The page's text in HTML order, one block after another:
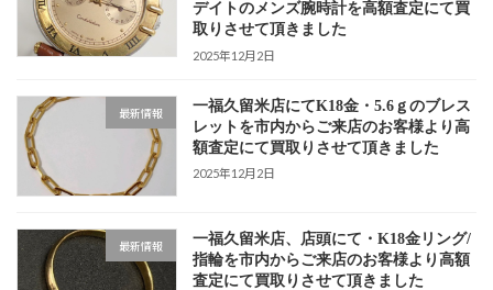
デイトのメンズ腕時計を高額査定にて買
取りさせて頂きました
2025年12月2日
最新情報
一福久留米店にてK18金・5.6ｇのブレス
レットを市内からご来店のお客様より高
額査定にて買取りさせて頂きました
2025年12月2日
最新情報
一福久留米店、店頭にて・K18金リング/
指輪を市内からご来店のお客様より高額
査定にて買取りさせて頂きました